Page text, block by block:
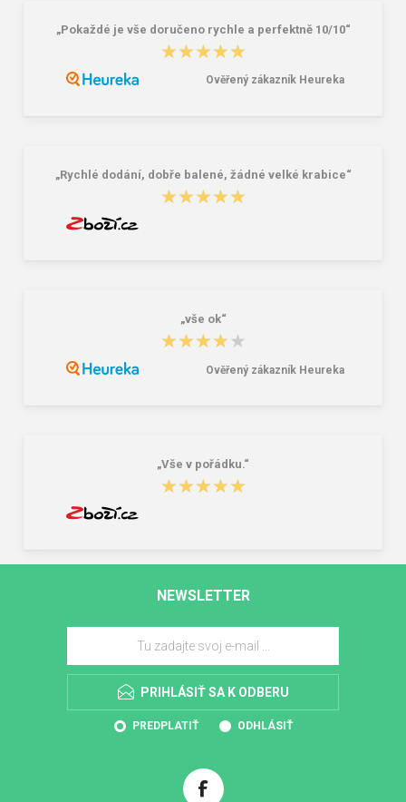
„Pokaždé je vše doručeno rychle a perfektně 10/10“
★★★★★
★★★★★
Ověřený zákazník Heureka
„Rychlé dodání, dobře balené, žádné velké krabice“
★★★★★
★★★★★
„vše ok“
★★★★★
★★★★★
Ověřený zákazník Heureka
„Vše v pořádku.“
★★★★★
★★★★★
NEWSLETTER
PRIHLÁSIŤ SA K ODBERU
PREDPLATIŤ ODHLÁSIŤ